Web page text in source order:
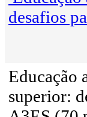
desafios
Educação
superior: